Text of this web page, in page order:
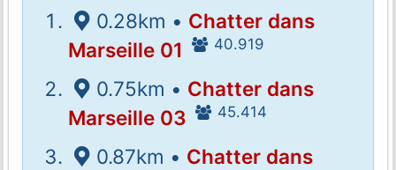
0.28km • Chatter dans
Marseille 01
40.919
0.75km • Chatter dans
Marseille 03
45.414
0.87km • Chatter dans